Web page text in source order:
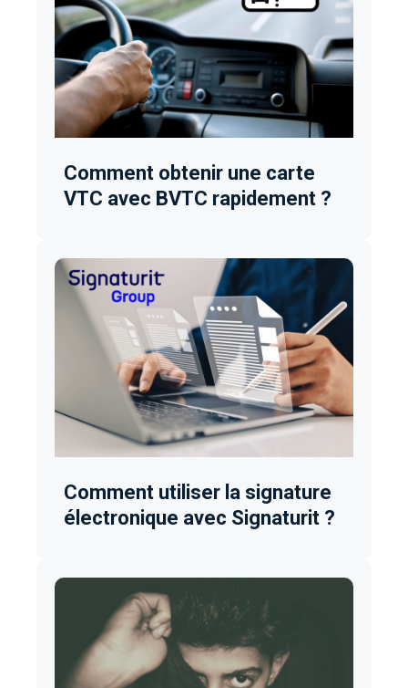
Comment obtenir une carte
VTC avec BVTC rapidement ?
Comment utiliser la signature
électronique avec Signaturit ?